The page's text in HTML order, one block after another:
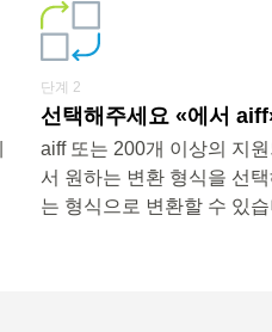
단계 2
선택해주세요 «에서
aiff 또는 200개 이상의 지원
서 원하는 변환 형식을 선
는 형식으로 변환할 수 있